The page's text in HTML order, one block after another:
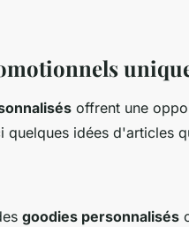
offrent une
idées d'articles
goodies personnalisés